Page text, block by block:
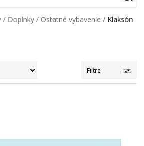
Doplnky Ostatné vybavenie Klaksón
Filtre